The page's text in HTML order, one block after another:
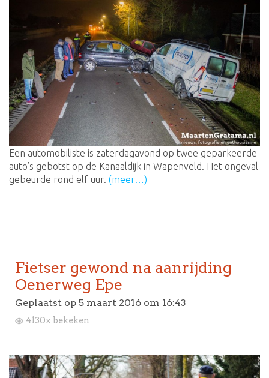
Een automobiliste is zaterdagavond op twee geparkeerde
auto’s gebotst op de Kanaaldijk in Wapenveld. Het ongeval
gebeurde rond elf uur. (meer…)
Fietser gewond na aanrijding
Oenerweg Epe
Geplaatst op 5 maart 2016 om 16:43
4130x bekeken